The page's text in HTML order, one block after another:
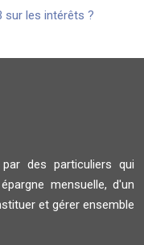
sur les intérêts ?
des particuliers qui
mensuelle, d'un
et gérer ensemble